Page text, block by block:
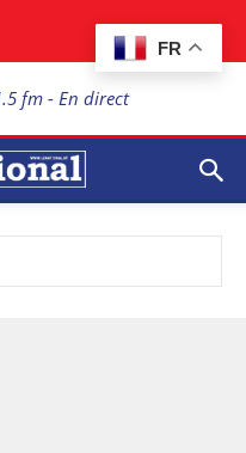
FR
fm - En direct